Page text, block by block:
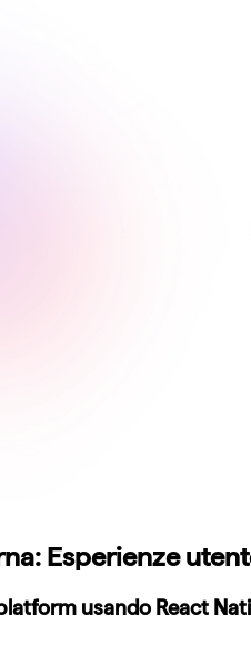
Esperienze
usando React